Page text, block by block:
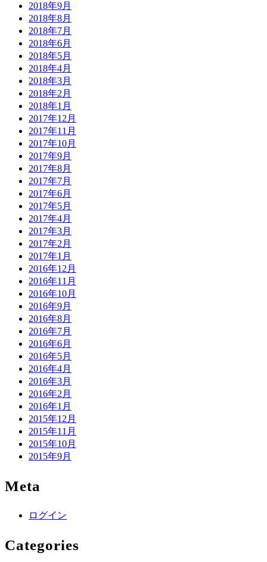
2018年9月
2018年8月
2018年7月
2018年6月
2018年5月
2018年4月
2018年3月
2018年2月
2018年1月
2017年12月
2017年11月
2017年10月
2017年9月
2017年8月
2017年7月
2017年6月
2017年5月
2017年4月
2017年3月
2017年2月
2017年1月
2016年12月
2016年11月
2016年10月
2016年9月
2016年8月
2016年7月
2016年6月
2016年5月
2016年4月
2016年3月
2016年2月
2016年1月
2015年12月
2015年11月
2015年10月
2015年9月
Meta
ログイン
Categories